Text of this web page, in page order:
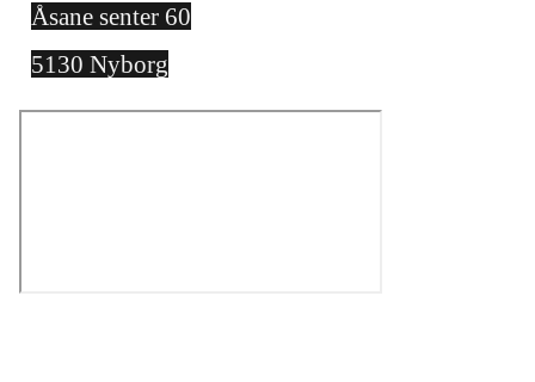
Åsane senter 60
5130 Nyborg